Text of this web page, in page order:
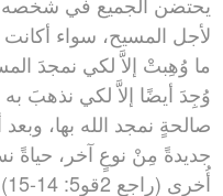
لأجل المسيح، سواء أكانت
ما وُهِبتْ إلاَّ لكي نمجدَ
وُجِدَ أيضًا إلاَّ لكي نذهبَ به
صالحةٍ نمجد الله بها، وبعد
جديدةً مِنْ نوعٍ آخر، حياةً